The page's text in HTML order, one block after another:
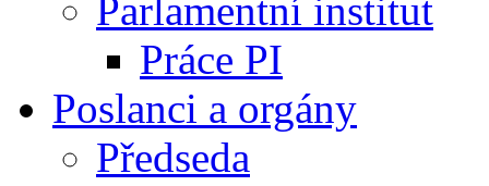
Parlamentní institut
Práce PI
Poslanci a orgány
Předseda